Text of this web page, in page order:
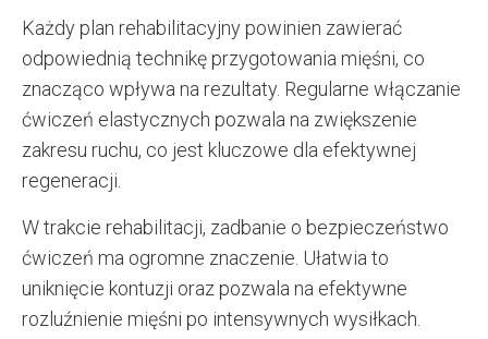
Każdy plan rehabilitacyjny powinien zawierać
odpowiednią technikę przygotowania mięśni, co
znacząco wpływa na rezultaty. Regularne włączanie
ćwiczeń elastycznych pozwala na zwiększenie
zakresu ruchu, co jest kluczowe dla efektywnej
regeneracji.
W trakcie rehabilitacji, zadbanie o bezpieczeństwo
ćwiczeń ma ogromne znaczenie. Ułatwia to
uniknięcie kontuzji oraz pozwala na efektywne
rozluźnienie mięśni po intensywnych wysiłkach.